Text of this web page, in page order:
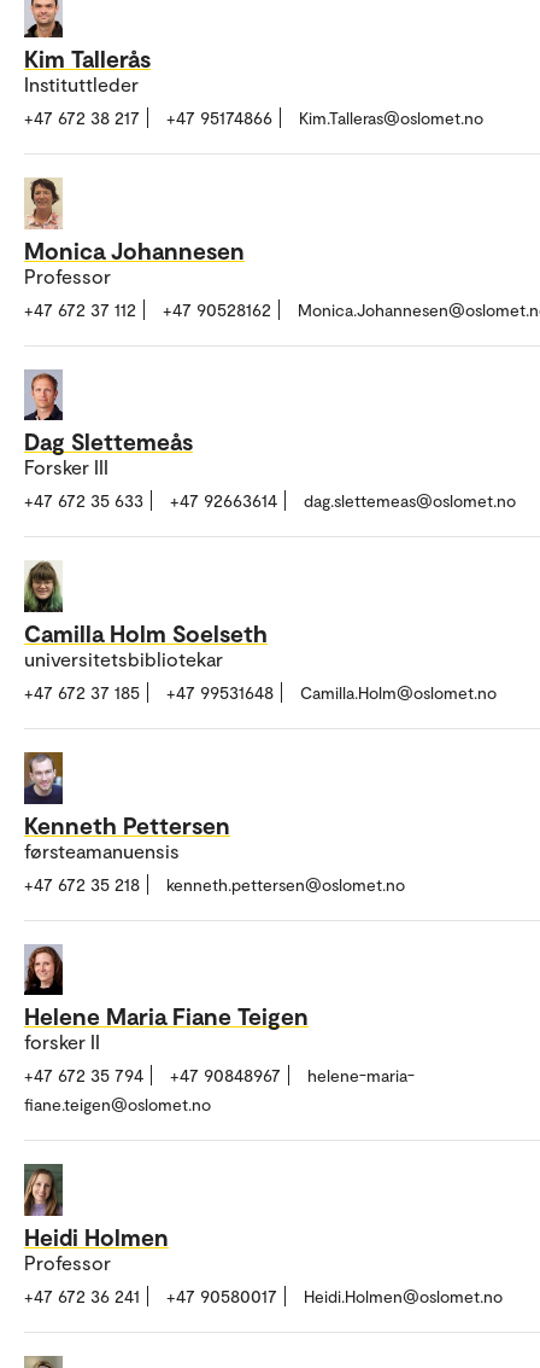
Kim Tallerås
Instituttleder
+47 672 38 217 +47 95174866 Kim.Talleras@oslomet.no
Monica Johannesen
Professor
+47 672 37 112 +47 90528162
Dag Slettemeås
Forsker III
+47 672 35 633 +47 92663614 dag.slettemeas@oslomet.no
Camilla Holm Soelseth
universitetsbibliotekar
+47 672 37 185 +47 99531648 Camilla.Holm@oslomet.no
Kenneth Pettersen
førsteamanuensis
+47 672 35 218 kenneth.pettersen@oslomet.no
Helene Maria Fiane Teigen
forsker II
+47 672 35 794 +47 90848967
helene-maria-
fiane.teigen@oslomet.no
Heidi Holmen
Professor
+47 672 36 241 +47 90580017 Heidi.Holmen@oslomet.no